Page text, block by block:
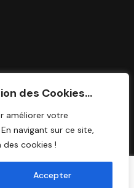
des Cookies...
améliorer votre
navigant sur ce site,
cookies !
Accepter
Création par